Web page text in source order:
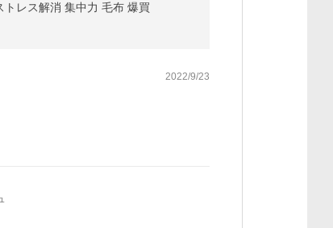
レス解消 集中力 毛布 爆買
2022/9/23